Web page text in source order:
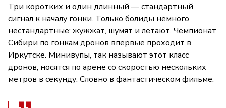
Три коротких и один длинный — стандартный
сигнал к началу гонки. Только болиды немного
нестандартные: жужжат, шумят и летают. Чемпионат
Сибири по гонкам дронов впервые проходит в
Иркутске. Минивупы, так называют этот класс
дронов, носятся по арене со скоростью нескольких
метров в секунду. Словно в фантастическом фильме.